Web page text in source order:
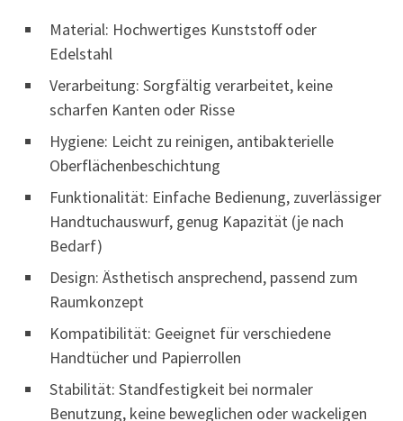
Material: Hochwertiges Kunststoff oder
Edelstahl
Verarbeitung: Sorgfältig verarbeitet, keine
scharfen Kanten oder Risse
Hygiene: Leicht zu reinigen, antibakterielle
Oberflächenbeschichtung
Funktionalität: Einfache Bedienung, zuverlässiger
Handtuchauswurf, genug Kapazität (je nach
Bedarf)
Design: Ästhetisch ansprechend, passend zum
Raumkonzept
Kompatibilität: Geeignet für verschiedene
Handtücher und Papierrollen
Stabilität: Standfestigkeit bei normaler
Benutzung, keine beweglichen oder wackeligen